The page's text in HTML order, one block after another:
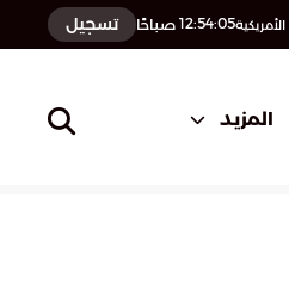
12:54:06 صباحًا تسجيل
المزيد